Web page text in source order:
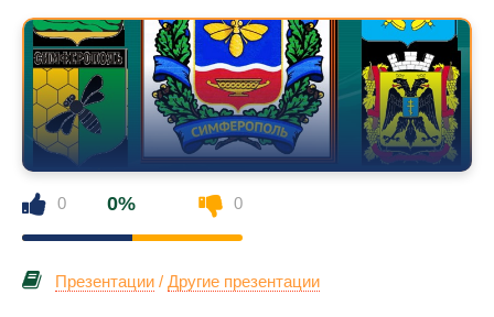
0 0% 0
Презентации / Другие презентации